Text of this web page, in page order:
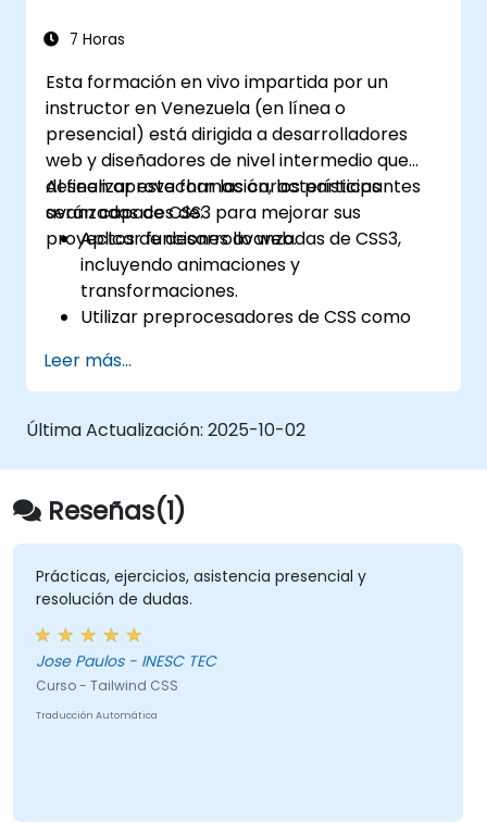
7 Horas
Esta formación en vivo impartida por un
instructor en Venezuela (en línea o
presencial) está dirigida a desarrolladores
web y diseñadores de nivel intermedio que
deseen aprovechar las características
avanzadas de CSS3 para mejorar sus
proyectos de desarrollo web.
Al finalizar esta formación, los participantes
serán capaces de:
Aplicar funciones avanzadas de CSS3,
incluyendo animaciones y
transformaciones.
Utilizar preprocesadores de CSS como
de estilos.
Implementar las mejores prácticas para
el diseño web moderno y responsivo.
Flexbox y otras técnicas avanzadas.
Leer más...
Última Actualización: 2025-10-02
Reseñas(1)
Prácticas, ejercicios, asistencia presencial y
resolución de dudas.
Jose Paulos - INESC TEC
Curso - Tailwind CSS
Traducción Automática